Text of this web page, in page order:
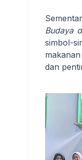
Budaya
simbol-
dan